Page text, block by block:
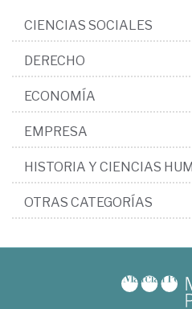
CIENCIAS SOCIALES
DERECHO
ECONOMÍA
EMPRESA
HISTORIA Y CIENCIAS
OTRAS CATEGORÍAS